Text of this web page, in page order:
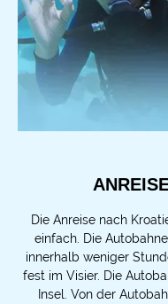
Die Anreise nach
einfach. Die
innerhalb weniger
fest im Visier. Die
Insel. Von der